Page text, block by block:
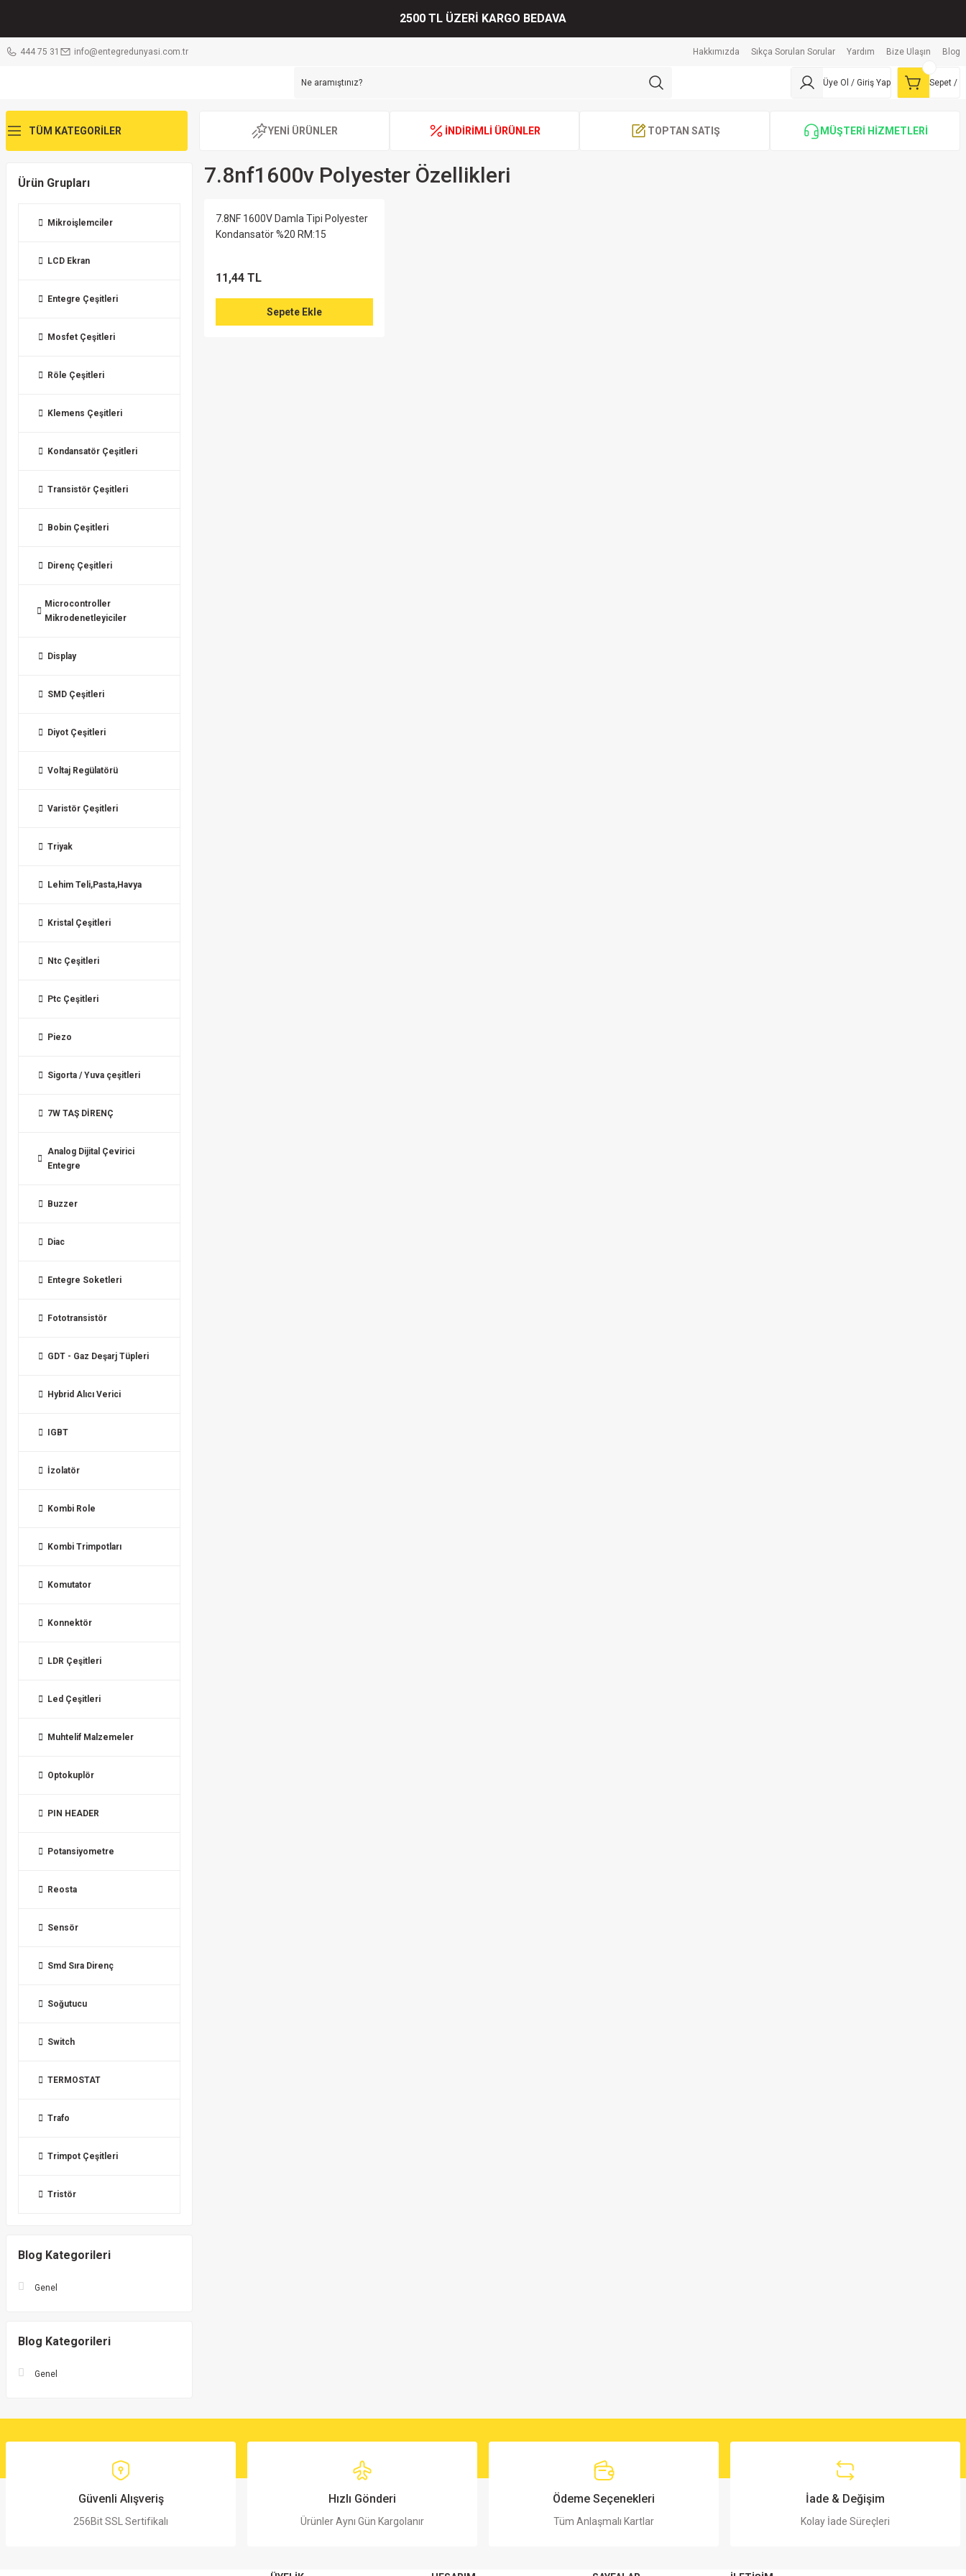
2500 TL ÜZERİ KARGO BEDAVA
444 75 31 info@entegredunyasi.com.tr Hakkımızda Sıkça Sorulan Sorular Yardım Bize Ulaşın Blog
Üye Ol / Giriş Yap Sepet /
TÜM KATEGORİLER YENİ ÜRÜNLER İNDİRİMLİ ÜRÜNLER TOPTAN SATIŞ MÜŞTERİ HİZMETLERİ
Ürün Grupları
Mikroişlemciler
LCD Ekran
Entegre Çeşitleri
Mosfet Çeşitleri
Röle Çeşitleri
Klemens Çeşitleri
Kondansatör Çeşitleri
Transistör Çeşitleri
Bobin Çeşitleri
Direnç Çeşitleri
Microcontroller
Mikrodenetleyiciler
Display
SMD Çeşitleri
Diyot Çeşitleri
Voltaj Regülatörü
Varistör Çeşitleri
Triyak
Lehim Teli,Pasta,Havya
Kristal Çeşitleri
Ntc Çeşitleri
Ptc Çeşitleri
Piezo
Sigorta / Yuva çeşitleri
7W TAŞ DİRENÇ
Analog Dijital Çevirici
Entegre
Buzzer
Diac
Entegre Soketleri
Fototransistör
GDT - Gaz Deşarj Tüpleri
Hybrid Alıcı Verici
IGBT
İzolatör
Kombi Role
Kombi Trimpotları
Komutator
Konnektör
LDR Çeşitleri
Led Çeşitleri
Muhtelif Malzemeler
Optokuplör
PIN HEADER
Potansiyometre
Reosta
Sensör
Smd Sıra Direnç
Soğutucu
Switch
TERMOSTAT
Trafo
Trimpot Çeşitleri
Tristör
Blog Kategorileri
Genel
Blog Kategorileri
Genel
7.8nf1600v Polyester Özellikleri
7.8NF 1600V Damla Tipi Polyester
Kondansatör %20 RM:15
11,44 TL
Sepete Ekle
Güvenli Alışveriş
256Bit SSL Sertifikalı
Hızlı Gönderi
Ürünler Aynı Gün Kargolanır
Ödeme Seçenekleri
Tüm Anlaşmalı Kartlar
İade & Değişim
Kolay İade Süreçleri